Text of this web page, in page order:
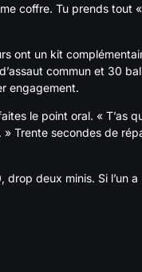
coffre. Tu prends tout
ont un kit
commun et 30
engagement.
le point oral. « T’as
Trente secondes de
drop deux minis. Si l’un